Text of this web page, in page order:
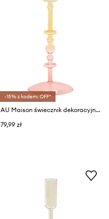
-15% z kodem: OFF*
AU Maison świecznik dekoracyjny 29 cm
79,99 zł